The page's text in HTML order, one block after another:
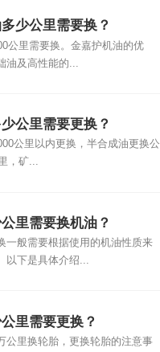
少公里需要换？
公里需要换。金嘉护机油的优
油及高性能的...
公里需要更换？
公里以内更换，半合成油更换公
，矿...
里需要换机油？
一般需要根据使用的机油性质来
以下是具体介绍...
里需要更换？
公里换轮胎，更换轮胎的注意事